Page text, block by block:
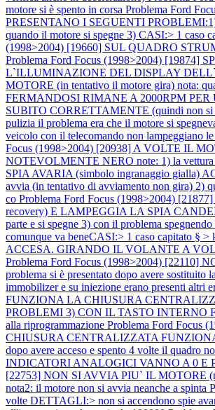
motore si è spento in corsa Problema Ford
PRESENTANO I SEGUENTI PROBLEMI:1)
quando il motore si spegne 3) CASI:> 1 caso
(1998>2004) [19660] SUL QUADRO
Problema Ford Focus (1998>2004) [19874]
L`ILLUMINAZIONE DEL DISPLAY
MOTORE (in tentativo il motore gira) nota:
FERMANDOSI RIMANE A 2000RPM
SUBITO CORRETTAMENTE (quindi non si
pulizia il problema era che il motore si
veicolo con il telecomando non lampeggiano
Focus (1998>2004) [20938] A VOLTE IL
NOTEVOLMENTE NERO note: 1) la vettura
SPIA AVARIA (simbolo ingranaggio gialla)
avvia (in tentativo di avviamento non gira) 2)
co Problema Ford Focus (1998>2004)
recovery) E LAMPEGGIA LA SPIA
parte e si spegne 3) con il problema
comunque va beneCASI:> 1 caso capitato § >
ACCESA. GIRANDO IL VOLANTE A
Problema Ford Focus (1998>2004)
problema si è presentato dopo avere sostituito
immobilizer e su iniezione erano presenti altri
FUNZIONA LA CHIUSURA
PROBLEMI 3) CON IL TASTO INTERNO
alla riprogrammazione Problema Ford
CHIUSURA CENTRALIZZATA
dopo avere acceso e spento 4 volte il quadro
INDICATORI ANALOGICI VANNO A 0 E
[22753] NON SI AVVIA PIU` IL MOTORE
nota2: il motore non si avvia neanche a spinta
volte DETTAGLI:> non si accendono spie